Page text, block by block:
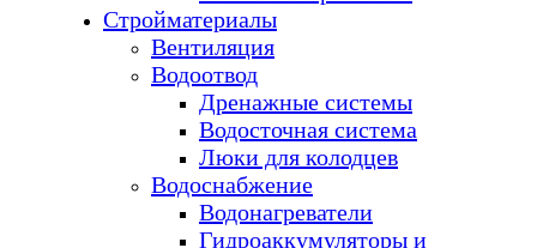
Стройматериалы
Вентиляция
Водоотвод
Дренажные системы
Водосточная система
Люки для колодцев
Водоснабжение
Водонагреватели
Гидроаккумуляторы и